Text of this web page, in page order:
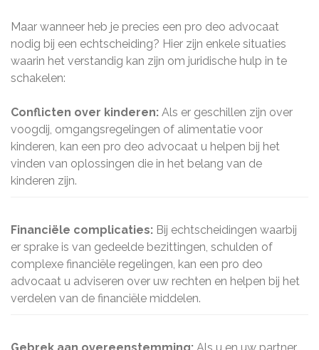
Maar wanneer heb je precies een pro deo advocaat
nodig bij een echtscheiding? Hier zijn enkele situaties
waarin het verstandig kan zijn om juridische hulp in te
schakelen:
Conflicten over kinderen: Als er geschillen zijn over
voogdij, omgangsregelingen of alimentatie voor
kinderen, kan een pro deo advocaat u helpen bij het
vinden van oplossingen die in het belang van de
kinderen zijn.
Financiële complicaties: Bij echtscheidingen waarbij
er sprake is van gedeelde bezittingen, schulden of
complexe financiële regelingen, kan een pro deo
advocaat u adviseren over uw rechten en helpen bij het
verdelen van de financiële middelen.